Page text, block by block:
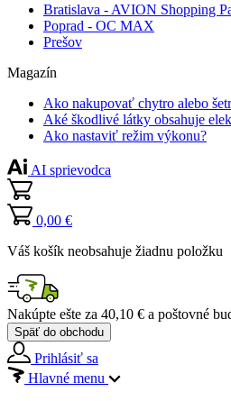
Bratislava - AVION Shopping
Poprad - OC MAX
Prešov
Magazín
Ako nakupovať chytro alebo
Aké škodlivé látky obsahuje
Ako nastaviť režim výkonu?
AI sprievodca
0,00 €
Váš košík neobsahuje žiadnu položku
Nakúpte ešte za 40,10 € a poštovné
Späť do obchodu
Prihlásiť sa
Hlavné menu